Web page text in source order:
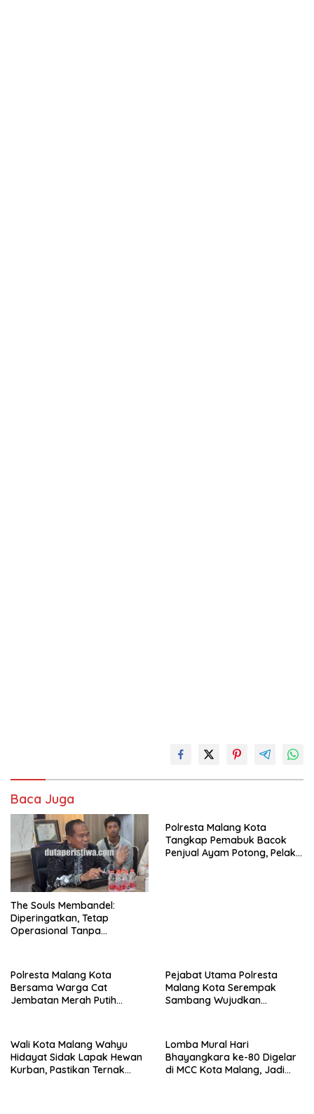
Baca Juga
The Souls Membandel:
Diperingatkan, Tetap
Operasional Tanpa
Polresta Malang Kota
Tangkap Pemabuk Bacok
Penjual Ayam Potong, Pelaku
Polresta Malang Kota
Bersama Warga Cat
Jembatan Merah Putih
Pejabat Utama Polresta
Malang Kota Serempak
Sambang Wujudkan
Kanjuruhan
Wali Kota Malang Wahyu
Hidayat Sidak Lapak Hewan
Kurban, Pastikan Ternak
Lomba Mural Hari
Bhayangkara ke-80 Digelar
di MCC Kota Malang, Jadi